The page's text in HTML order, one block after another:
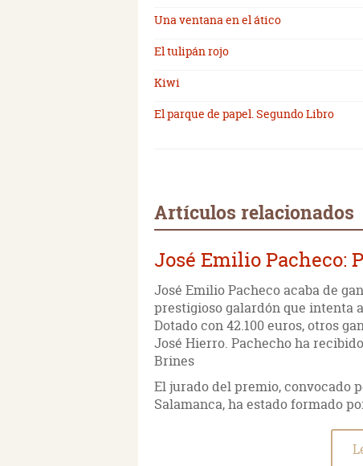
Una ventana en el ático
El tulipán rojo
Kiwi
El parque de papel. Segundo Libro
Artículos relacionados
José Emilio Pacheco:
José Emilio Pacheco acaba de
prestigioso galardón que intenta
Dotado con 42.100 euros, otros
José Hierro. Pachecho ha
Brines
El jurado del premio, convocado
Salamanca, ha estado formado